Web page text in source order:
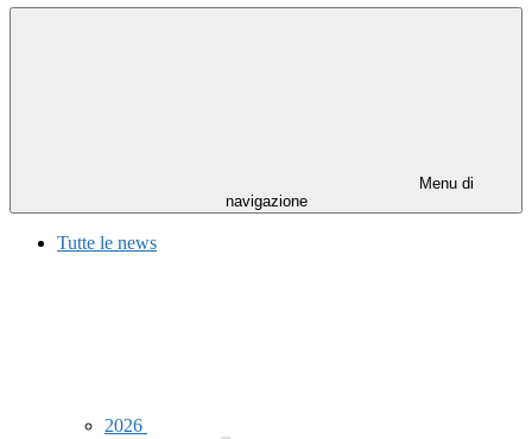
Menu di
navigazione
Tutte le news
2026